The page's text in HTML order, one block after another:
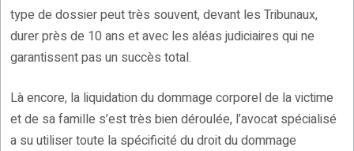
type de dossier peut très souvent, devant les Tribunaux,
durer près de 10 ans et avec les aléas judiciaires qui ne
garantissent pas un succès total.
Là encore, la liquidation du dommage corporel de la victime
et de sa famille s’est très bien déroulée, l’avocat spécialisé
a su utiliser toute la spécificité du droit du dommage